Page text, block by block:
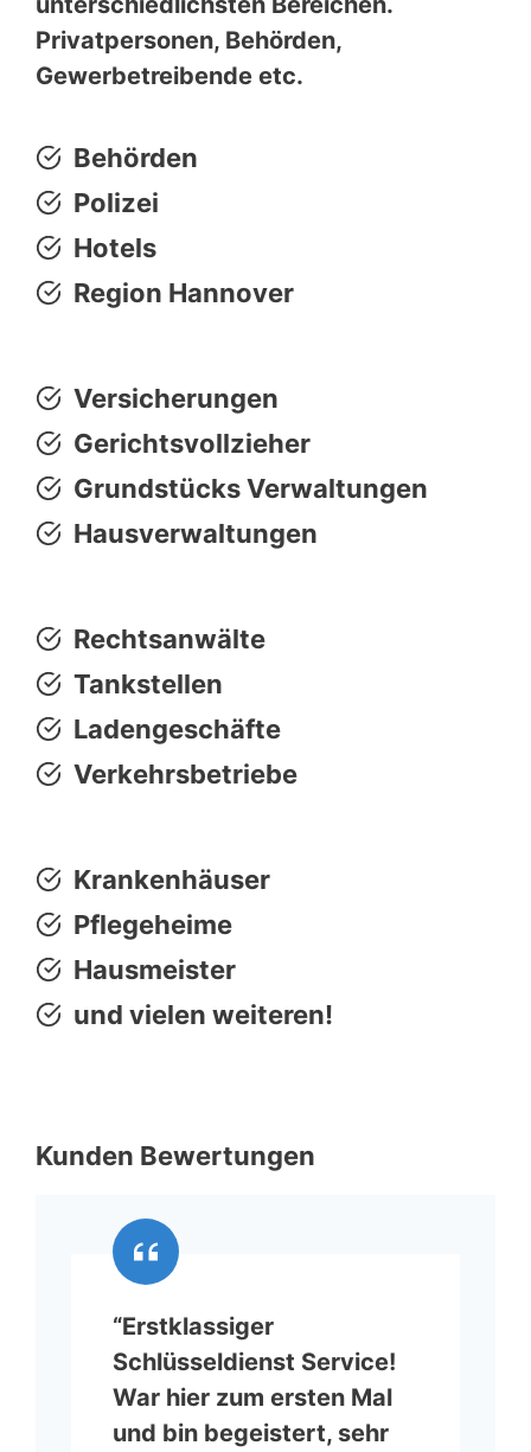
Privatpersonen, Behörden,
Gewerbetreibende etc.
Behörden
Polizei
Hotels
Region Hannover
Versicherungen
Gerichtsvollzieher
Grundstücks Verwaltungen
Hausverwaltungen
Rechtsanwälte
Tankstellen
Ladengeschäfte
Verkehrsbetriebe
Krankenhäuser
Pflegeheime
Hausmeister
und vielen weiteren!
Kunden Bewertungen
“Erstklassiger
Schlüsseldienst Service!
War hier zum ersten Mal
und bin begeistert, sehr